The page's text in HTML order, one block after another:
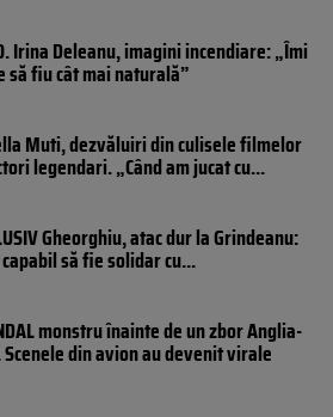
Irina Deleanu, imagini incendiare: „Îmi
să fiu cât mai naturală”
Muti, dezvăluiri din culisele filmelor
legendari. „Când am jucat cu...
Gheorghiu, atac dur la Grindeanu:
capabil să fie solidar cu...
monstru înainte de un zbor Anglia-
Scenele din avion au devenit virale